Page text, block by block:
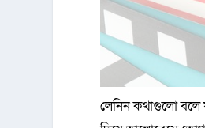
লেনিন কথাগুলো বলে